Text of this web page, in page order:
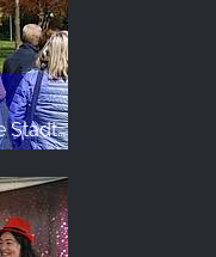
korzystania z